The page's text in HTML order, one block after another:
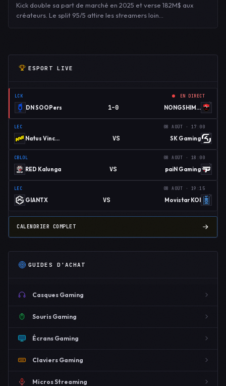
Kick double sa part de marché en 2025 et verse 182M$ aux
créateurs. Le split 95/5 attire les streamers loin…
ESPORT LIVE
LCK EN DIRECT
DN SOOPers 1–0 NONGSHIM RED FORCE
LEC 08 AOÛT · 17:00
Natus Vincere VS SK Gaming
CBLOL 08 AOÛT · 18:00
RED Kalunga VS paiN Gaming
LEC 08 AOÛT · 19:15
GIANTX VS Movistar KOI
CALENDRIER COMPLET
GUIDES D'ACHAT
Casques Gaming
Souris Gaming
Écrans Gaming
Claviers Gaming
Micros Streaming